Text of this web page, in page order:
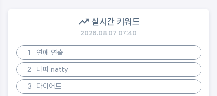
실시간 키워드
2026.08.07 07:40
1
연애 연출
2
나띠 natty
3
다이어트